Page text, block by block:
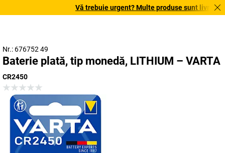
Vă trebuie urgent? Multe produse sunt livrate
Nr.: 676752 49
Baterie plată, tip monedă, LITHIUM – VARTA
CR2450